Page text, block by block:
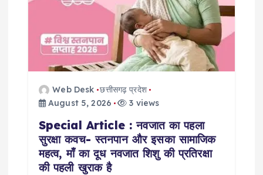
Web Desk छत्तीसगढ़ प्रदेश
August 5, 2026
3 views
Special Article : नवजात का पहला
सुरक्षा कवच- स्तनपान और इसका सामाजिक
महत्व, माँ का दूध नवजात शिशु की प्रतिरक्षा
की पहली खुराक है